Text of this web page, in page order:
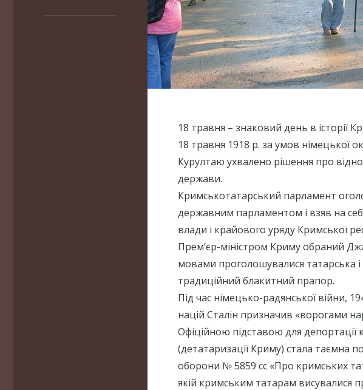
18 травня – знаковий день в історії
18 травня 1918 р. за умов німецької
Курултаю ухвалено рішення про
держави.
Кримськотатарський парламент
державним парламентом і взяв на себе
влади і крайового уряду Кримської
Прем’єр-міністром Криму обраний
мовами проголошувалися татарська
традиційний блакитний прапор.
Під час німецько-радянської війни,
націй Сталін призначив «ворогами
Офіційною підставою для
(детатаризації Криму) стала таємна
оборони № 5859 сс «Про кримських
якій кримським татарам висувалися